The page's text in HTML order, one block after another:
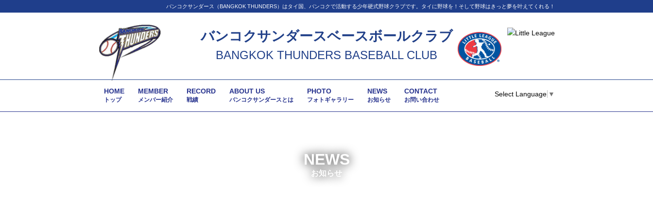
バンコクサンダース（BANGKOK THUNDERS）はタイ国、バンコクで活動する少年硬式野球クラブです。タイに野球を！そして野球はきっと夢を叶えてくれる！
バンコクサンダースベースボールクラブ
BANGKOK THUNDERS BASEBALL CLUB
HOME
トップ
MEMBER
メンバー紹介
RECORD
戦績
ABOUT US
バンコクサンダースとは
PHOTO
フォトギャラリー
NEWS
お知らせ
CONTACT
お問い合わせ
Select Language ▼
NEWS
お知らせ